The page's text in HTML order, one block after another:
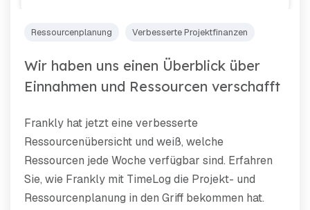
Ressourcenplanung Verbesserte Projektfinanzen
Wir haben uns einen Überblick über
Einnahmen und Ressourcen verschafft
Frankly hat jetzt eine verbesserte
Ressourcenübersicht und weiß, welche
Ressourcen jede Woche verfügbar sind. Erfahren
Sie, wie Frankly mit TimeLog die Projekt- und
Ressourcenplanung in den Griff bekommen hat.